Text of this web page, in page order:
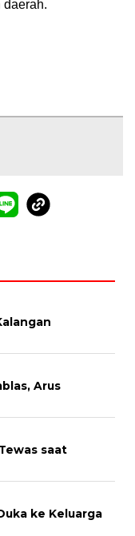
daerah.
Arus
saat
ke Keluarga